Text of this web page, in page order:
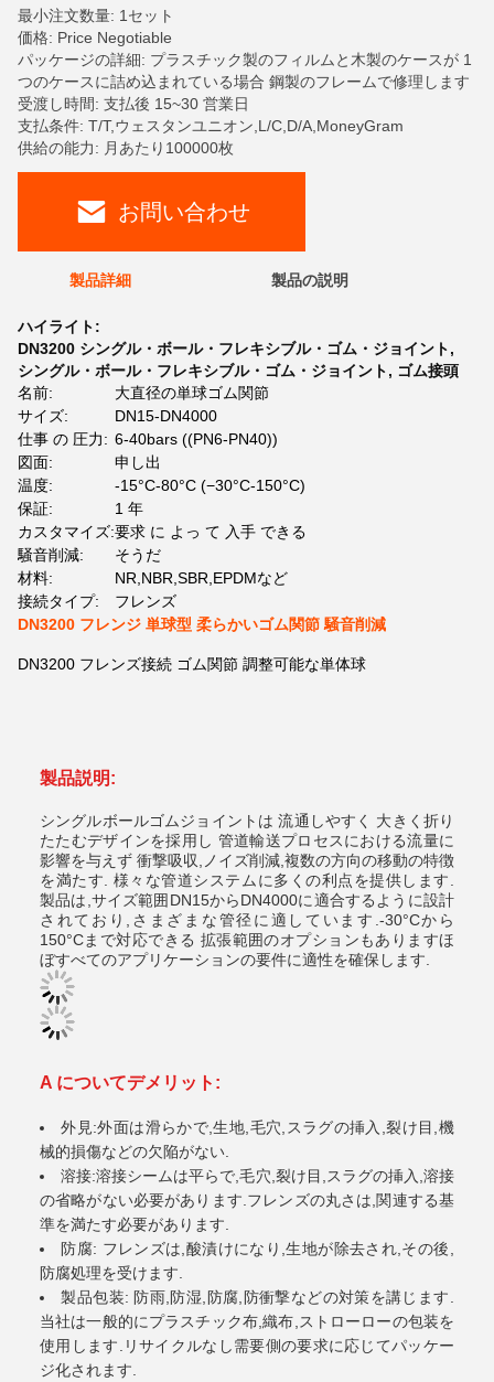
最小注文数量: 1セット
価格: Price Negotiable
パッケージの詳細: プラスチック製のフィルムと木製のケースが 1
つのケースに詰め込まれている場合 鋼製のフレームで修理します
受渡し時間: 支払後 15~30 営業日
支払条件: T/T,ウェスタンユニオン,L/C,D/A,MoneyGram
供給の能力: 月あたり100000枚
お問い合わせ
製品詳細 製品の説明
ハイライト:
DN3200 シングル・ボール・フレキシブル・ゴム・ジョイント,
シングル・ボール・フレキシブル・ゴム・ジョイント, ゴム接頭
名前:
大直径の単球ゴム関節
サイズ:
DN15-DN4000
仕事 の 圧力: 6-40bars ((PN6-PN40))
図面:
申し出
温度:
-15°C-80°C (−30°C-150°C)
保証:
1 年
カスタマイズ:要求 に よっ て 入手 できる
騒音削減:
そうだ
材料:
NR,NBR,SBR,EPDMなど
接続タイプ:
フレンズ
DN3200 フレンジ 単球型 柔らかいゴム関節 騒音削減
DN3200 フレンズ接続 ゴム関節 調整可能な単体球
製品説明:
シングルボールゴムジョイントは 流通しやすく 大きく折り
たたむデザインを採用し 管道輸送プロセスにおける流量に
影響を与えず 衝撃吸収,ノイズ削減,複数の方向の移動の特徴
を満たす. 様々な管道システムに多くの利点を提供します.
製品は,サイズ範囲DN15からDN4000に適合するように設計
されており,さまざまな管径に適しています.-30°Cから
150°Cまで対応できる 拡張範囲のオプションもありますほ
ぼすべてのアプリケーションの要件に適性を確保します.
A についてデメリット:
外見:外面は滑らかで,生地,毛穴,スラグの挿入,裂け目,機
械的損傷などの欠陥がない.
溶接:溶接シームは平らで,毛穴,裂け目,スラグの挿入,溶接
の省略がない必要があります.フレンズの丸さは,関連する基
準を満たす必要があります.
防腐: フレンズは,酸漬けになり,生地が除去され,その後,
防腐処理を受けます.
製品包装: 防雨,防湿,防腐,防衝撃などの対策を講じます.
当社は一般的にプラスチック布,織布,ストローローの包装を
使用します.リサイクルなし需要側の要求に応じてパッケー
ジ化されます.